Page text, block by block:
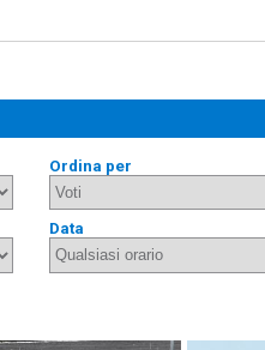
Ordina per
Data